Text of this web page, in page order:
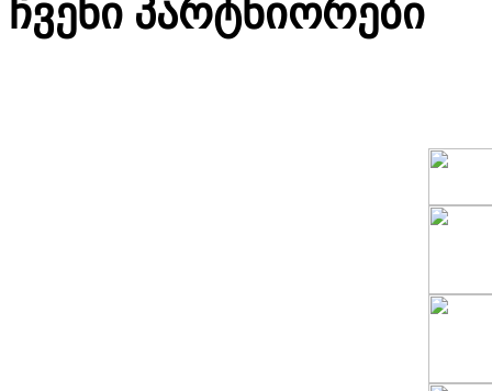
ჩვენი პარტნიორები